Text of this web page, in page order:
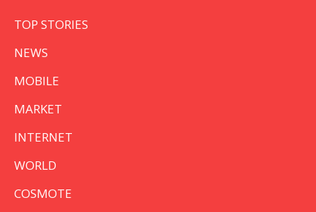
TOP STORIES
NEWS
MOBILE
MARKET
INTERNET
WORLD
COSMOTE